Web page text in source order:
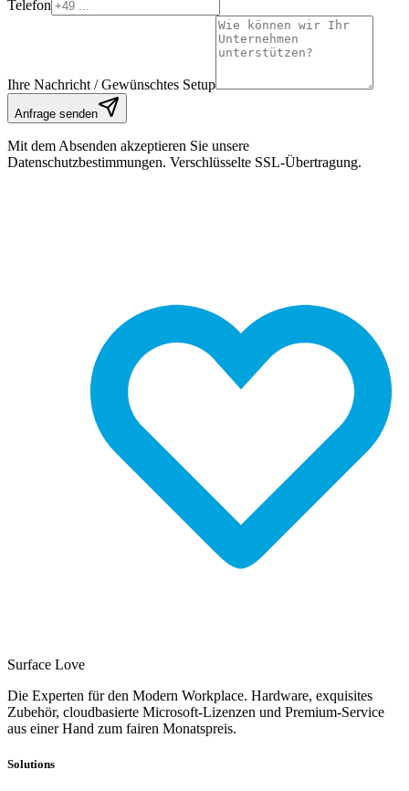
Telefon
Ihre Nachricht / Gewünschtes Setup
Anfrage senden
Mit dem Absenden akzeptieren Sie unsere
Datenschutzbestimmungen. Verschlüsselte SSL-Übertragung.
Surface Love
Die Experten für den Modern Workplace. Hardware, exquisites
Zubehör, cloudbasierte Microsoft-Lizenzen und Premium-Service
aus einer Hand zum fairen Monatspreis.
Solutions